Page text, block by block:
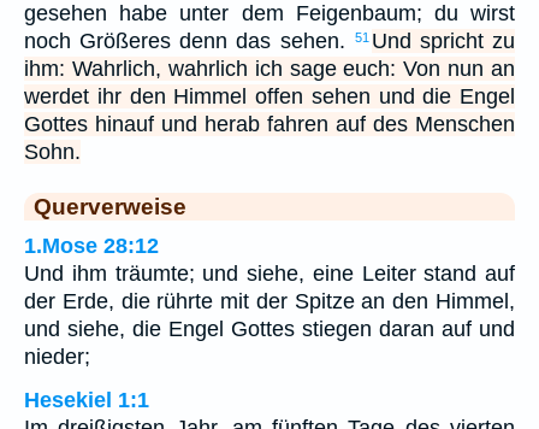
gesehen habe unter dem Feigenbaum; du wirst
noch Größeres denn das sehen.
51 Und spricht zu
ihm: Wahrlich, wahrlich ich sage euch: Von nun an
werdet ihr den Himmel offen sehen und die Engel
Gottes hinauf und herab fahren auf des Menschen
Sohn.
Querverweise
1.Mose 28:12
Und ihm träumte; und siehe, eine Leiter stand auf
der Erde, die rührte mit der Spitze an den Himmel,
und siehe, die Engel Gottes stiegen daran auf und
nieder;
Hesekiel 1:1